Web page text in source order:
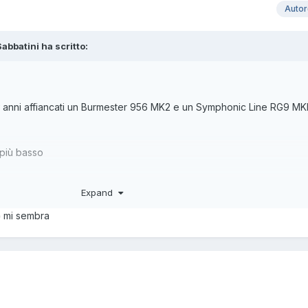
ha scritto:
affiancati un Burmester 956 MK2 e un Symphonic Line RG9
basso
Expand
sembra